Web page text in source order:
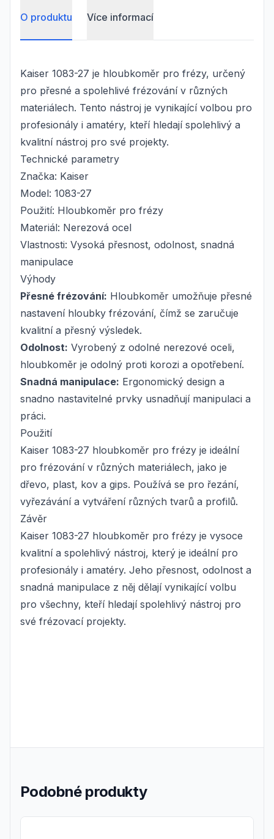
O produktu Více informací
Kaiser 1083-27 je hloubkoměr pro frézy, určený
pro přesné a spolehlivé frézování v různých
materiálech. Tento nástroj je vynikající volbou pro
profesionály i amatéry, kteří hledají spolehlivý a
kvalitní nástroj pro své projekty.
Technické parametry
Značka: Kaiser
Model: 1083-27
Použití: Hloubkoměr pro frézy
Materiál: Nerezová ocel
Vlastnosti: Vysoká přesnost, odolnost, snadná
manipulace
Výhody
Přesné frézování: Hloubkoměr umožňuje přesné
nastavení hloubky frézování, čímž se zaručuje
kvalitní a přesný výsledek.
Odolnost: Vyrobený z odolné nerezové oceli,
hloubkoměr je odolný proti korozi a opotřebení.
Snadná manipulace: Ergonomický design a
snadno nastavitelné prvky usnadňují manipulaci a
práci.
Použití
Kaiser 1083-27 hloubkoměr pro frézy je ideální
pro frézování v různých materiálech, jako je
dřevo, plast, kov a gips. Používá se pro řezání,
vyřezávání a vytváření různých tvarů a profilů.
Závěr
Kaiser 1083-27 hloubkoměr pro frézy je vysoce
kvalitní a spolehlivý nástroj, který je ideální pro
profesionály i amatéry. Jeho přesnost, odolnost a
snadná manipulace z něj dělají vynikající volbu
pro všechny, kteří hledají spolehlivý nástroj pro
své frézovací projekty.
Podobné produkty